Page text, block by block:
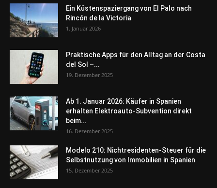
Ein Küstenspaziergang von El Palo nach
Rincón de la Victoria
1. Januar 2026
Praktische Apps für den Alltag an der Costa
del Sol –...
19. Dezember 2025
Ab 1. Januar 2026: Käufer in Spanien
erhalten Elektroauto-Subvention direkt
beim...
16. Dezember 2025
Modelo 210: Nichtresidenten-Steuer für die
Selbstnutzung von Immobilien in Spanien
15. Dezember 2025